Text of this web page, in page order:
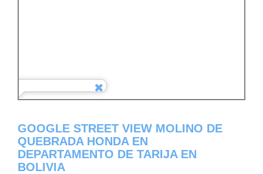
GOOGLE STREET VIEW MOLINO DE
QUEBRADA HONDA EN
DEPARTAMENTO DE TARIJA EN
BOLIVIA